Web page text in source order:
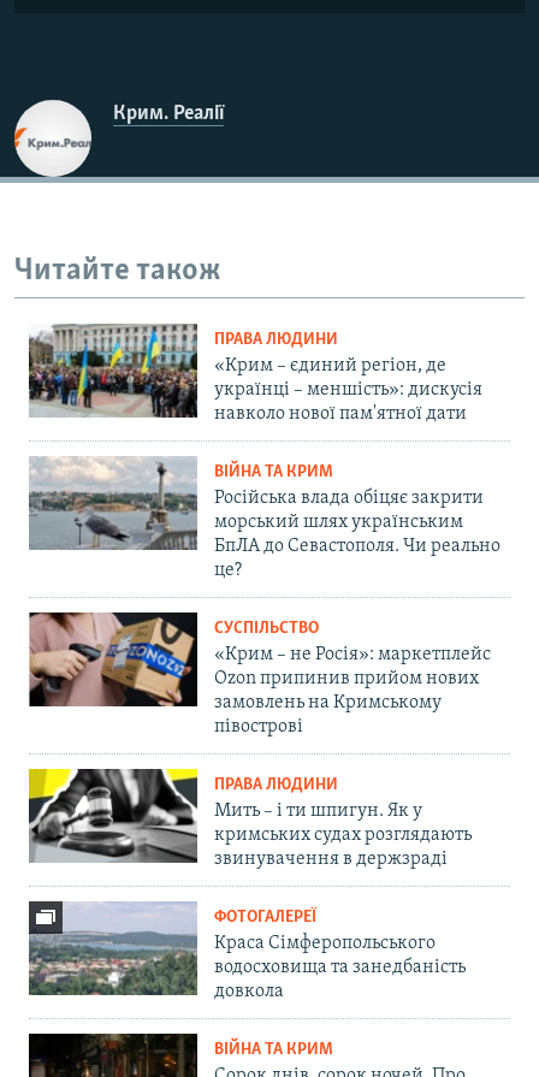
Крим. Реалії
Читайте також
ПРАВА ЛЮДИНИ
«Крим – єдиний регіон, де
українці – меншість»: дискусія
навколо нової пам'ятної дати
ВІЙНА ТА КРИМ
Російська влада обіцяє закрити
морський шлях українським
БпЛА до Севастополя. Чи реально
це?
СУСПІЛЬСТВО
«Крим – не Росія»: маркетплейс
Ozon припинив прийом нових
замовлень на Кримському
півострові
ПРАВА ЛЮДИНИ
Мить – і ти шпигун. Як у
кримських судах розглядають
звинувачення в держзраді
ФОТОГАЛЕРЕЇ
Краса Сімферопольського
водосховища та занедбаність
довкола
ВІЙНА ТА КРИМ